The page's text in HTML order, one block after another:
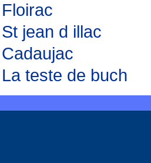
Floirac
St jean d illac
Cadaujac
La teste de buch